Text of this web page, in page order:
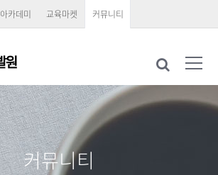
아카데미 교육마켓 커뮤니티
커뮤니티